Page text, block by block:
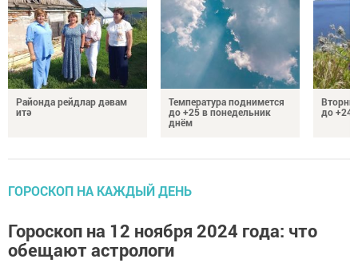
Районда рейдлар дәвам
итә
Температура поднимется
до +25 в понедельник
днём
до +24
ГОРОСКОП НА КАЖДЫЙ ДЕНЬ
Гороскоп на 12 ноября 2024 года: что
обещают астрологи